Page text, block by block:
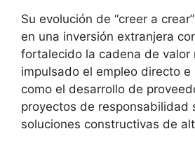
Su evolución de “creer a
en una inversión extranjera
fortalecido la cadena de valor
impulsado el empleo directo
como el desarrollo de
proyectos de responsabilidad
soluciones constructivas de